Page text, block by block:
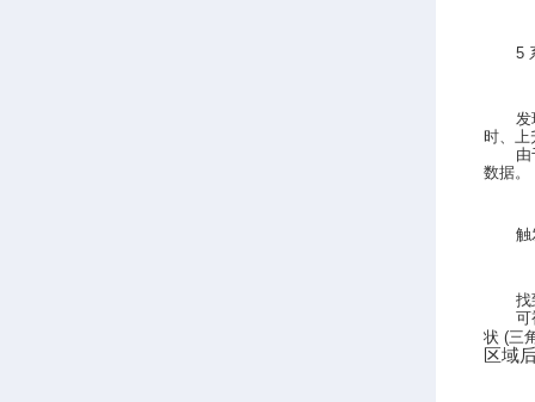
5
发
时、上
数据。
触
找
可
状 (三
区域